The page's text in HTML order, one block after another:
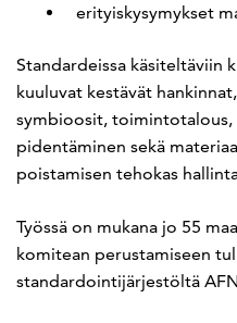
erityiskysymykset
Standardeissa käsiteltäviin
kuuluvat kestävät
symbioosit, toimintotalous,
pidentäminen sekä
poistamisen tehokas
Työssä on mukana jo 55
komitean perustamiseen
standardointijärjestöltä